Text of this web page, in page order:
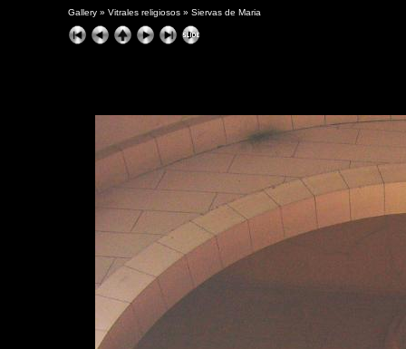
Gallery » Vitrales religiosos » Siervas de Maria